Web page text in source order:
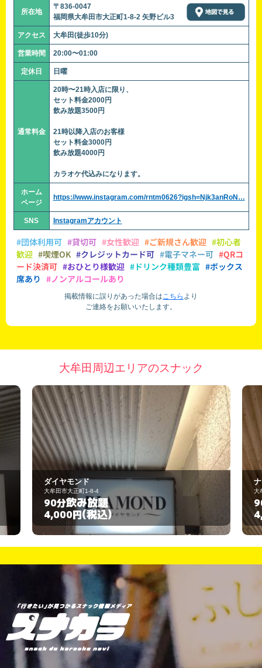
所在地
〒836-0047
福岡県大牟田市大正町1-8-2 矢野ビル3
アクセス 大牟田(徒歩10分)
営業時間 20:00〜01:00
定休日 日曜
通常料金
20時〜21時入店に限り、
セット料金2000円
飲み放題3500円
21時以降入店のお客様
セット料金3000円
飲み放題4000円
カラオケ代込みになります。
ホーム
ページ
https://www.instagram.com/rntm0626?igsh=Njk3anRoN…
SNS Instagramアカウント
#団体利用可 #貸切可 #女性歓迎 #ご新規さん歓迎 #初心者
歓迎 #喫煙OK #クレジットカード可 #電子マネー可 #QRコ
ード決済可 #おひとり様歓迎 #ドリンク種類豊富 #ボックス
席あり #ノンアルコールあり
掲載情報に誤りがあった場合はこちら より
ご連絡をお願いいたします。
大牟田周辺エリアのスナック
ナイトイン彩華
大牟田市大正町1-8-4
90分飲み放題
4,000円(税込)